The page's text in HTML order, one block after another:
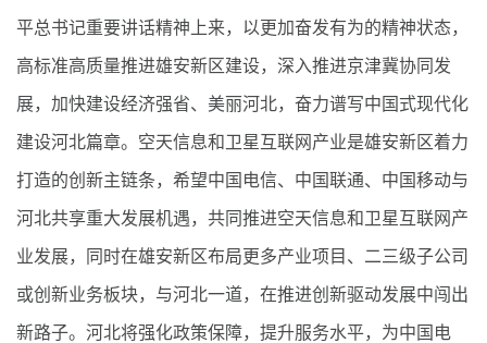
平总书记重要讲话精神上来，以更加奋发有为的精神状态，
高标准高质量推进雄安新区建设，深入推进京津冀协同发
展，加快建设经济强省、美丽河北，奋力谱写中国式现代化
建设河北篇章。空天信息和卫星互联网产业是雄安新区着力
打造的创新主链条，希望中国电信、中国联通、中国移动与
河北共享重大发展机遇，共同推进空天信息和卫星互联网产
业发展，同时在雄安新区布局更多产业项目、二三级子公司
或创新业务板块，与河北一道，在推进创新驱动发展中闯出
新路子。河北将强化政策保障，提升服务水平，为中国电